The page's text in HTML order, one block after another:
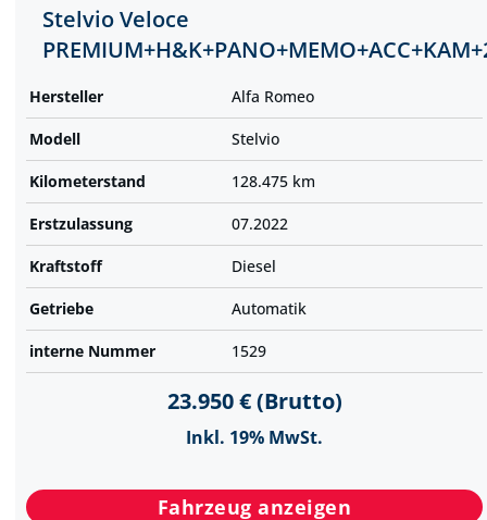
Stelvio Veloce
Hersteller Alfa Romeo
Modell Stelvio
Kilometer­stand 128.475 km
Erst­zulassung 07.2022
Kraftstoff Diesel
Getriebe Automatik
interne Nummer 1529
23.950 € (Brutto)
Inkl. 19% MwSt.
Fahrzeug anzeigen